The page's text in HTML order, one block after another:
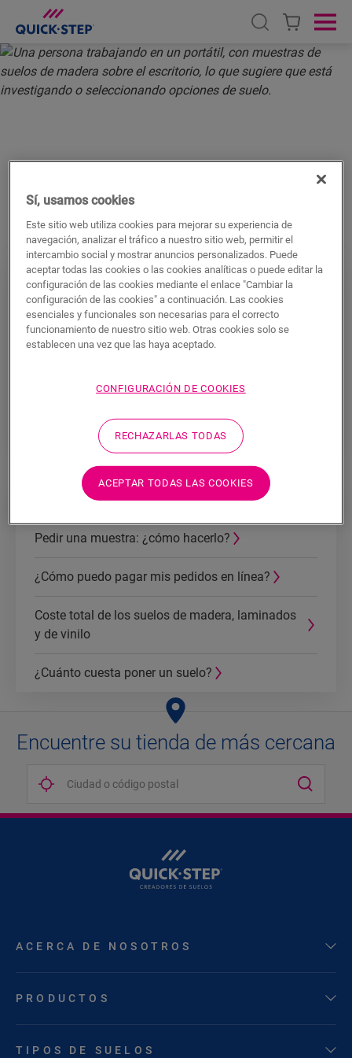
Open search
INFORMACIÓN GENERAL
SOBRE SUELOS
¿Cómo utilizar el kit de reparación de Quick-
Uniclic: el sistema de clic sin cola patentado de
Quick-Step para suelos laminados, suelos
vinílicos y suelos de madera
GENERAL
Pedir una muestra: ¿cómo hacerlo?
¿Cómo puedo pagar mis pedidos en línea?
Coste total de los suelos de madera, laminados
y de vinilo
¿Cuánto cuesta poner un suelo?
Encuentre su tienda de más cercana
ACERCA DE NOSOTROS
PRODUCTOS
TIPOS DE SUELOS
Sí, usamos cookies
Este sitio web utiliza cookies para mejorar su experiencia de
navegación, analizar el tráfico a nuestro sitio web, permitir el
intercambio social y mostrar anuncios personalizados. Puede
aceptar todas las cookies o las cookies analíticas o puede editar la
configuración de las cookies mediante el enlace "Cambiar la
configuración de las cookies" a continuación. Las cookies
esenciales y funcionales son necesarias para el correcto
funcionamiento de nuestro sitio web. Otras cookies solo se
establecen una vez que las haya aceptado.
CONFIGURACIÓN DE COOKIES
RECHAZARLAS TODAS
ACEPTAR TODAS LAS COOKIES